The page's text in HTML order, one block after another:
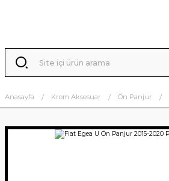
Anasayfa Krom Aksesuar Ön Panjur